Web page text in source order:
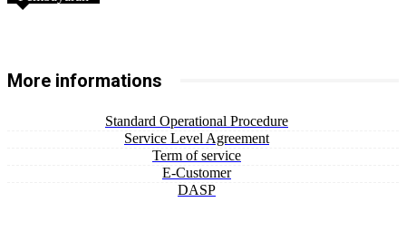
More informations
Standard Operational Procedure
Service Level Agreement
Term of service
E-Customer
DASP